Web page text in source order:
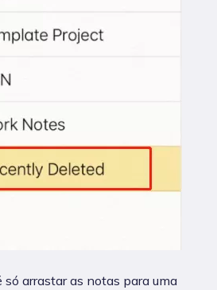
só arrastar as notas para uma